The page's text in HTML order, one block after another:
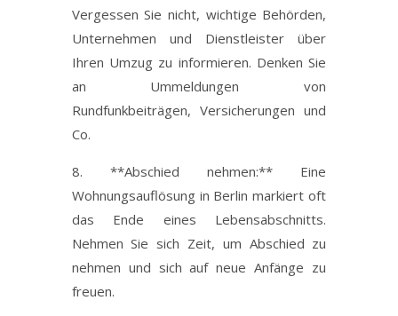
Vergessen Sie nicht, wichtige Behörden,
Unternehmen und Dienstleister über
Ihren Umzug zu informieren. Denken Sie
an Ummeldungen von
Rundfunkbeiträgen, Versicherungen und
Co.
8. **Abschied nehmen:** Eine
Wohnungsauflösung in Berlin markiert oft
das Ende eines Lebensabschnitts.
Nehmen Sie sich Zeit, um Abschied zu
nehmen und sich auf neue Anfänge zu
freuen.